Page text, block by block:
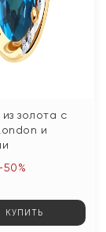
золота с
и
50%
КУПИТЬ